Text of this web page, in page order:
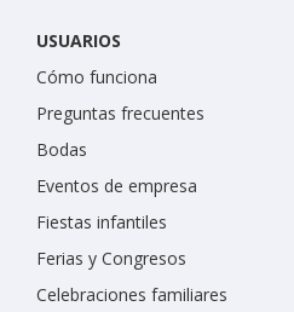
USUARIOS
Cómo funciona
Preguntas frecuentes
Bodas
Eventos de empresa
Fiestas infantiles
Ferias y Congresos
Celebraciones familiares